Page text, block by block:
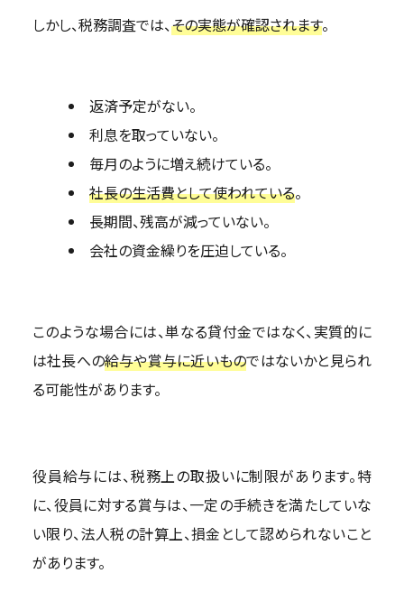
しかし、税務調査では、その実態が確認されます。
返済予定がない。
利息を取っていない。
毎月のように増え続けている。
社長の生活費として使われている。
長期間、残高が減っていない。
会社の資金繰りを圧迫している。
このような場合には、単なる貸付金ではなく、実質的に
は社長への給与や賞与に近いものではないかと見られ
る可能性があります。
役員給与には、税務上の取扱いに制限があります。特
に、役員に対する賞与は、一定の手続きを満たしていな
い限り、法人税の計算上、損金として認められないこと
があります。